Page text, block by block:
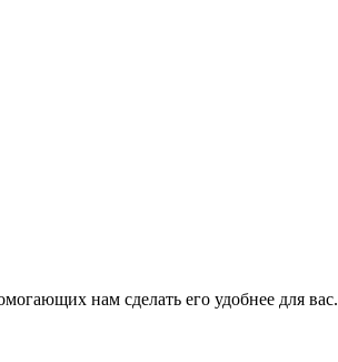
нам сделать его удобнее для вас.